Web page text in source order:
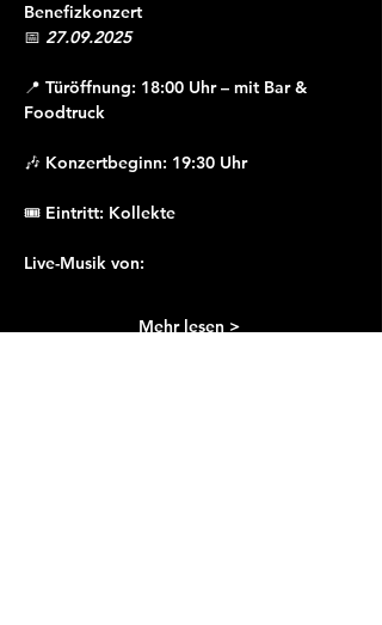
Benefizkonzert
📅 27.09.2025
📍 Türöffnung: 18:00 Uhr – mit Bar &
Foodtruck
🎶 Konzertbeginn: 19:30 Uhr
🎟️ Eintritt: Kollekte
Live-Musik von:
Mehr lesen >